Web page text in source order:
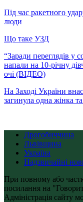
Під час ракетного
люди
Що таке УЗД
“Заради переглядів у
напали на 10-річну
очі (ВІДЕО)
На Заході України
загинула одна жінка
Дрогобиччина
Львівщина
Україна
Надзвичайні
При повному або
посилання на
Адміністрація сайту